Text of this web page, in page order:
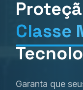
Classe
Garanta que